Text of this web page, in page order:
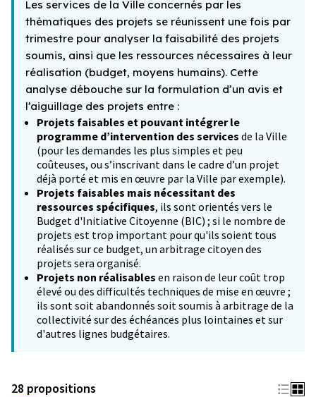
Les services de la Ville concernés par les
thématiques des projets se réunissent une fois par
trimestre pour analyser la faisabilité des projets
soumis, ainsi que les ressources nécessaires à leur
réalisation (budget, moyens humains). Cette
analyse débouche sur la formulation d’un avis et
l’aiguillage des projets entre :
Projets faisables et pouvant intégrer le
programme d’intervention des services de la Ville
(pour les demandes les plus simples et peu
coûteuses, ou s’inscrivant dans le cadre d’un projet
déjà porté et mis en œuvre par la Ville par exemple).
Projets faisables mais nécessitant des
ressources spécifiques, ils sont orientés vers le
Budget d'Initiative Citoyenne (BIC) ; si le nombre de
projets est trop important pour qu'ils soient tous
réalisés sur ce budget, un arbitrage citoyen des
projets sera organisé.
Projets non réalisables en raison de leur coût trop
élevé ou des difficultés techniques de mise en œuvre ;
ils sont soit abandonnés soit soumis à arbitrage de la
collectivité sur des échéances plus lointaines et sur
d'autres lignes budgétaires.
28 propositions